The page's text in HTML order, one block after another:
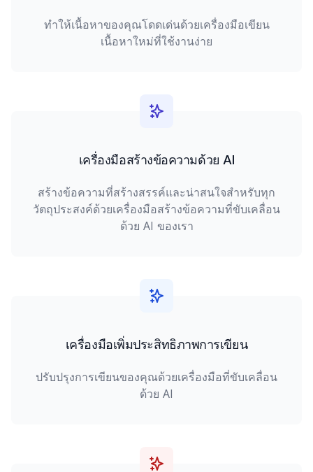
ทำให้เนื้อหาของคุณโดดเด่นด้วยเครื่องมือเขียน
เนื้อหาใหม่ที่ใช้งานง่าย
เครื่องมือสร้างข้อความด้วย AI
สร้างข้อความที่สร้างสรรค์และน่าสนใจสำหรับทุก
วัตถุประสงค์ด้วยเครื่องมือสร้างข้อความที่ขับเคลื่อน
ด้วย AI ของเรา
เครื่องมือเพิ่มประสิทธิภาพการเขียน
ปรับปรุงการเขียนของคุณด้วยเครื่องมือที่ขับเคลื่อน
ด้วย AI